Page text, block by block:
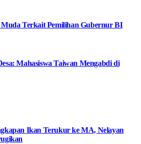
Terkait Pemilihan Gubernur BI
Mahasiswa Taiwan Mengabdi di
Ikan Terukur ke MA, Nelayan